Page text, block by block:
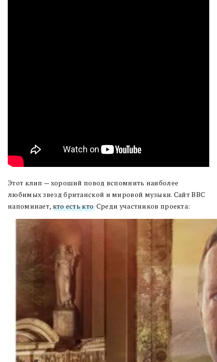
Этот клип — хороший повод вспомнить наиболее
любимых звезд британской и мировой музыки. Сайт BBC
напоминает, кто есть кто. Среди участников проекта: